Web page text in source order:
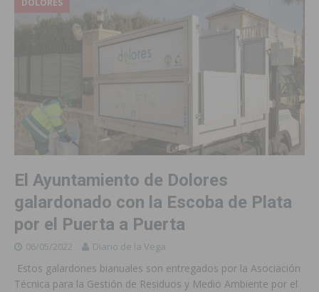
DOLORES
El Ayuntamiento de Dolores
galardonado con la Escoba de Plata
por el Puerta a Puerta
06/05/2022 Diario de la Vega
Estos galardones bianuales son entregados por la Asociación
Técnica para la Gestión de Residuos y Medio Ambiente por el